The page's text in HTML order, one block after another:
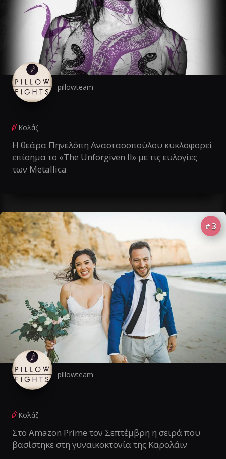
pillowteam
Κολάζ
Η θεάρα Πηνελόπη Αναστασοπούλου κυκλοφορεί
επίσημα το «The Unforgiven II» με τις ευλογίες
των Metallica
# 3
pillowteam
Κολάζ
Στο Amazon Prime τον Σεπτέμβρη η σειρά που
βασίστηκε στη γυναικοκτονία της Καρολάιν